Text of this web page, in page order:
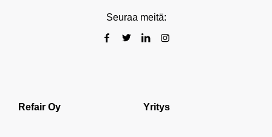
Seuraa meitä:
Refair Oy Yritys